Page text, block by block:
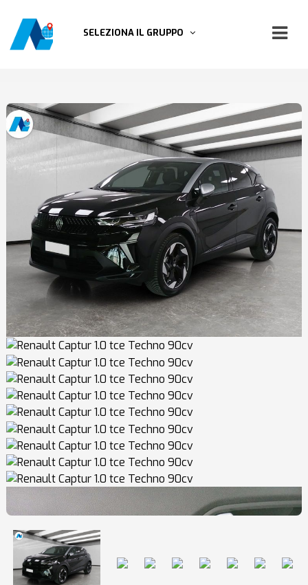
SELEZIONA IL GRUPPO